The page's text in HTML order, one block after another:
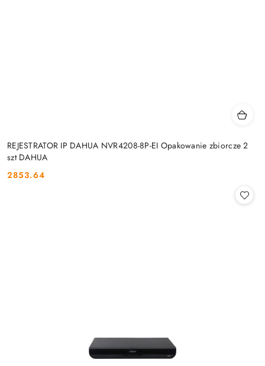
REJESTRATOR IP DAHUA NVR4208-8P-EI Opakowanie zbiorcze 2
szt DAHUA
Cena:
2853.64